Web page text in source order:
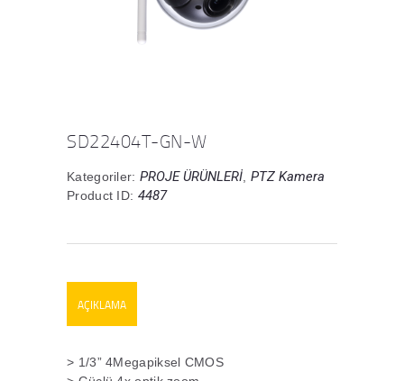
SD22404T-GN-W
Kategoriler: PROJE ÜRÜNLERİ, PTZ Kamera
Product ID: 4487
AÇIKLAMA
> 1/3” 4Megapiksel CMOS